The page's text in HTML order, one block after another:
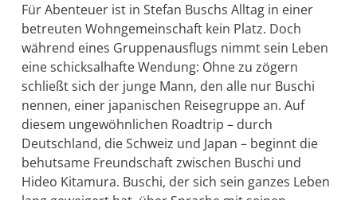
Für Abenteuer ist in Stefan Buschs Alltag in einer
betreuten Wohngemeinschaft kein Platz. Doch
während eines Gruppenausflugs nimmt sein Leben
eine schicksalhafte Wendung: Ohne zu zögern
schließt sich der junge Mann, den alle nur Buschi
nennen, einer japanischen Reisegruppe an. Auf
diesem ungewöhnlichen Roadtrip – durch
Deutschland, die Schweiz und Japan – beginnt die
behutsame Freundschaft zwischen Buschi und
Hideo Kitamura. Buschi, der sich sein ganzes Leben